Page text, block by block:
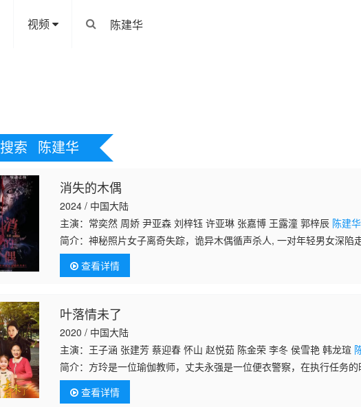
视频
搜索 陈建华
消失的木偶
2024 / 中国大陆
主演：常奕然 周娇 尹亚森 刘梓钰 许亚琳 张嘉博 王露潼 郭梓辰 陈建华
简介：神秘照片女子离奇失踪，诡异木偶循声杀人, 一对年轻男女深陷
咒！阴森月夜，幽闭空间，木偶复活……昏暗走廊尽头似有亡魂归来,
赎罪？当真相浮
查看详情
叶落情未了
2020 / 中国大陆
主演：王子涵 张建芳 蔡迎春 怀山 赵悦茹 陈金荣 李冬 侯雪艳 韩龙瑄
简介： 方玲是一位瑜伽教师，丈夫永强是一位便衣警察，在执行任务
的时候嘱托东子照顾他的一家人，从此东子担当了照顾方玲一家的责任
人，也经常替方玲接
查看详情